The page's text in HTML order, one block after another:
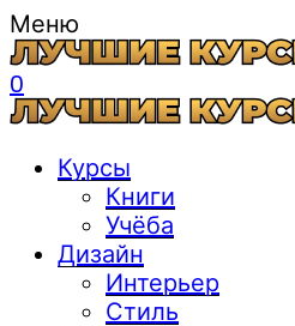
Меню
0
Курсы
Книги
Учёба
Дизайн
Интерьер
Стиль